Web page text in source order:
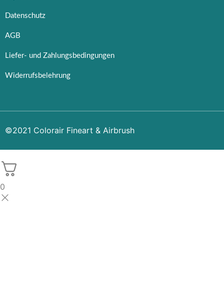
Datenschutz
AGB
Liefer- und Zahlungsbedingungen
Widerrufsbelehrung
©2021 Colorair Fineart & Airbrush
0